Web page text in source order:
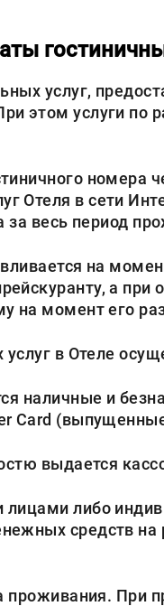
услуг,
этом услуги по
номера
Отеля в сети
за весь период
на
а при
на момент его
в Отеле
наличные и
Card
выдается
либо
средств
проживания. При